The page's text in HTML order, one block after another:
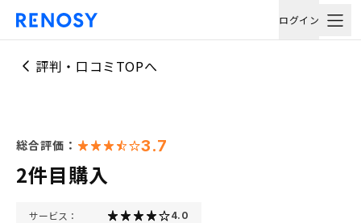
ログイン
評判・口コミTOPへ
総合評価： 3.7
2件目購入
サービス： 4.0